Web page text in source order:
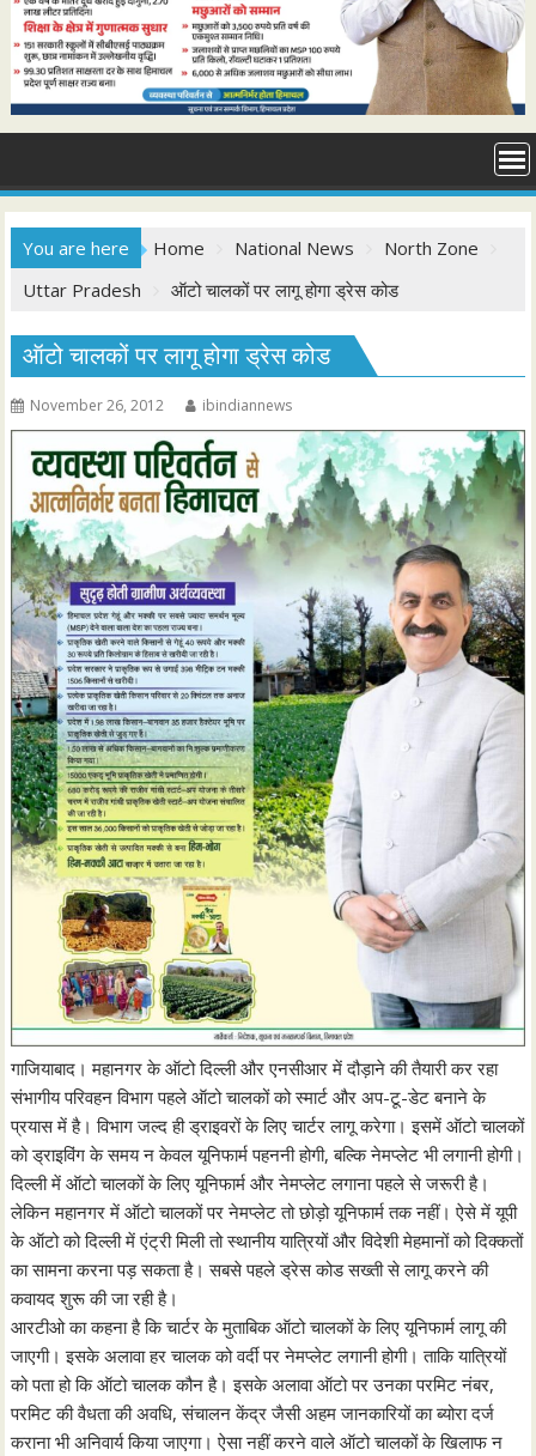
You are here Home National News
North Zone
Uttar Pradesh
ऑटो चालकों पर लागू होगा ड्रेस कोड
ऑटो चालकों पर लागू होगा ड्रेस कोड
November 26, 2012 ibindiannews
गाजियाबाद। महानगर के ऑटो दिल्ली और एनसीआर में दौड़ाने की तैयारी कर रहा
संभागीय परिवहन विभाग पहले ऑटो चालकों को स्मार्ट और अप-टू-डेट बनाने के
प्रयास में है। विभाग जल्द ही ड्राइवरों के लिए चार्टर लागू करेगा। इसमें ऑटो चालकों
को ड्राइविंग के समय न केवल यूनिफार्म पहननी होगी, बल्कि नेमप्लेट भी लगानी होगी।
दिल्ली में ऑटो चालकों के लिए यूनिफार्म और नेमप्लेट लगाना पहले से जरूरी है।
लेकिन महानगर में ऑटो चालकों पर नेमप्लेट तो छोड़ो यूनिफार्म तक नहीं। ऐसे में यूपी
के ऑटो को दिल्ली में एंट्री मिली तो स्थानीय यात्रियों और विदेशी मेहमानों को दिक्कतों
का सामना करना पड़ सकता है। सबसे पहले ड्रेस कोड सख्ती से लागू करने की
कवायद शुरू की जा रही है।
आरटीओ का कहना है कि चार्टर के मुताबिक ऑटो चालकों के लिए यूनिफार्म लागू की
जाएगी। इसके अलावा हर चालक को वर्दी पर नेमप्लेट लगानी होगी। ताकि यात्रियों
को पता हो कि ऑटो चालक कौन है। इसके अलावा ऑटो पर उनका परमिट नंबर,
परमिट की वैधता की अवधि, संचालन केंद्र जैसी अहम जानकारियों का ब्योरा दर्ज
कराना भी अनिवार्य किया जाएगा। ऐसा नहीं करने वाले ऑटो चालकों के खिलाफ न